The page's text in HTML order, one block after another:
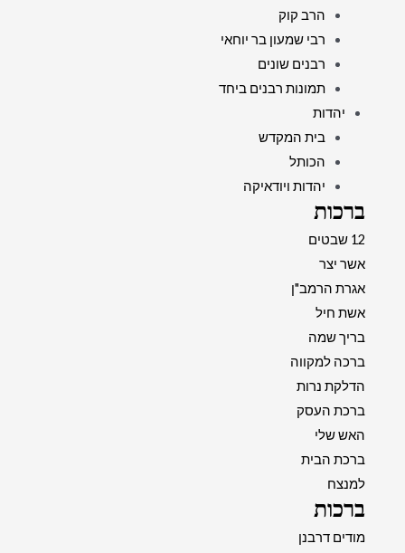
הרב קוק
רבי שמעון בר יוחאי
רבנים שונים
תמונות רבנים ביחד
יהדות
בית המקדש
הכותל
יהדות ויודאיקה
ברכות
12 שבטים
אשר יצר
אגרת הרמב"ן
אשת חיל
בריך שמה
ברכה למקווה
הדלקת נרות
ברכת העסק
האש שלי
ברכת הבית
למנצח
ברכות
מודים דרבנן